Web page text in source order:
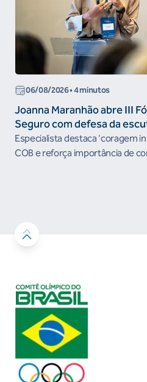
06/08/2026• 4 minutos
Joanna Maranhão abre III
Seguro com defesa da
Especialista destaca 'coragem
COB e reforça importância de